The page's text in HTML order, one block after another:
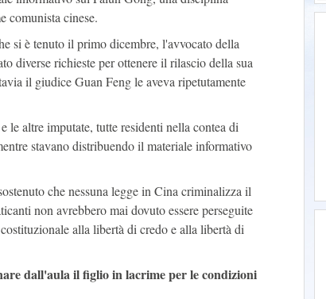
comunista cinese.
si è tenuto il primo dicembre, l'avvocato della
diverse richieste per ottenere il rilascio della sua
il giudice Guan Feng le aveva ripetutamente
altre imputate, tutte residenti nella contea di
stavano distribuendo il materiale informativo
che nessuna legge in Cina criminalizza il
non avrebbero mai dovuto essere perseguite
alla libertà di credo e alla libertà di
dall'aula il figlio in lacrime per le condizioni